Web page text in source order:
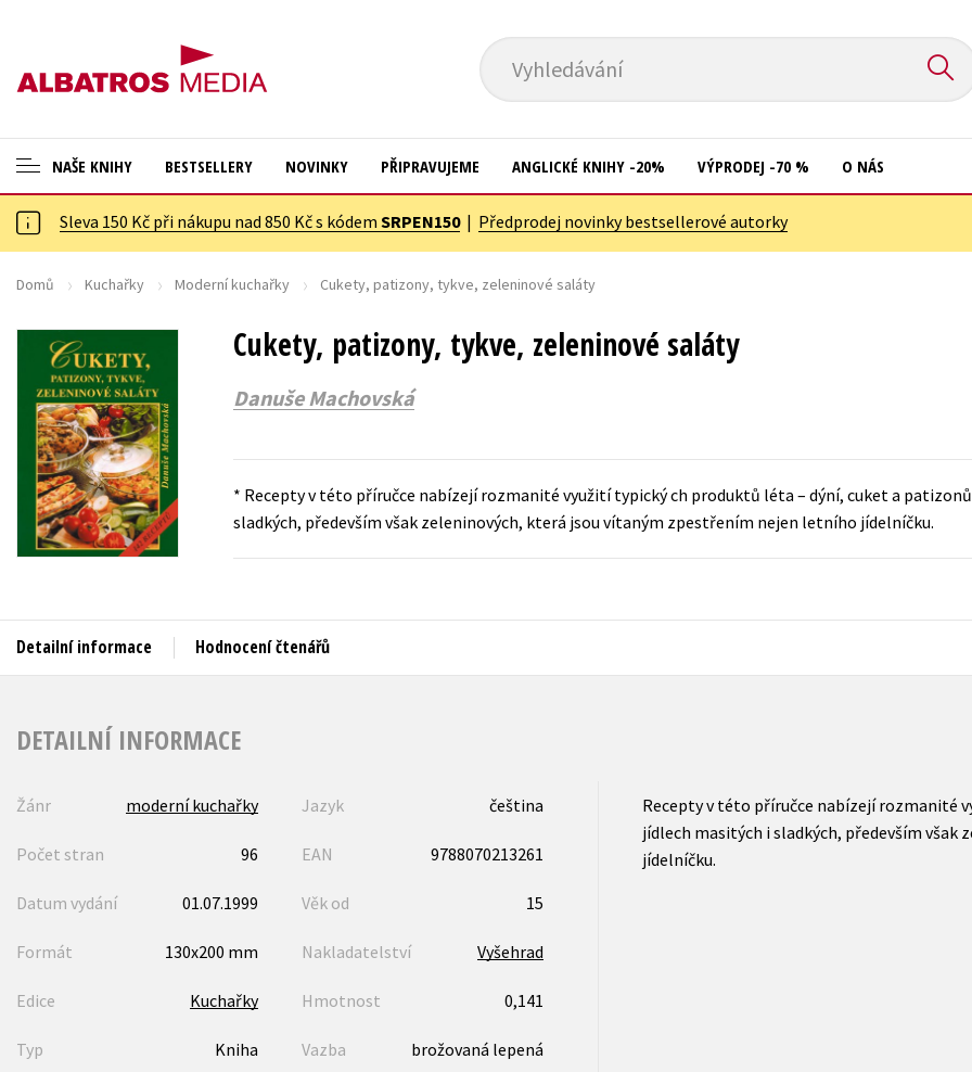
Vyhledávání
NAŠE KNIHY
ANGLICKÉ KNIHY -20 %
VÝPRODEJ -70 %
ASTERIX S DÁRKEM
🎁DÁRKOVÉ PUBLIKACE
✉️ DÁRKOVÉ POUKAZY
Auto - moto
Beletrie pro děti
Byznys a ekonomie
Cestování
Dárkové publikace
Digitální fotografie
Esoterika a duchovní svět
Hobby
Jazyky
Kalendáře
Komiks
Kuchařky
New Adult
Populárně - naučná pro dospělé
Populárně - naučné pro děti
Příroda a zahrada
Young adult
Young adult (SK)
Zahraniční literatura
BESTSELLERY NOVINKY PŘIPRAVUJEME ANGLICKÉ KNIHY -20% VÝPRODEJ -70 % O NÁS
Sleva 150 Kč při nákupu nad 850 Kč s kódem SRPEN150| Předprodej novinky bestsellerové autorky
Domů Kuchařky Moderní kuchařky Cukety, patizony, tykve, zeleninové saláty
Cukety, patizony, tykve, zeleninové saláty
Danuše Machovská
* Recepty v této příručce nabízejí rozmanité využití typický ch produktů léta – dýní, cuket a
sladkých, především však zeleninových, která jsou vítaným zpestřením nejen letního jídelníčku.
Detailní informace Hodnocení čtenářů
DETAILNÍ INFORMACE
Žánr moderní kuchařky Jazyk čeština
Počet stran 96 EAN 9788070213261
Datum vydání 01.07.1999 Věk od 15
Formát 130x200 mm Nakladatelství Vyšehrad
Edice Kuchařky Hmotnost 0,141
Typ Kniha Vazba brožovaná lepená
Recepty v této příručce nabízejí rozmanité
jídlech masitých i sladkých, především
jídelníčku.